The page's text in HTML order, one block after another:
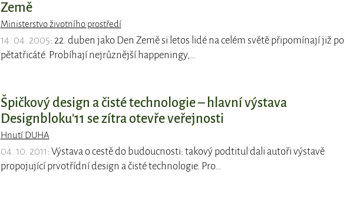
Země
Ministerstvo životního prostředí
14. 04. 2005: 22. duben jako Den Země si letos lidé na celém světě připomínají již po
pětatřicáté. Probíhají nejrůznější happeningy,…
Špičkový design a čisté technologie – hlavní výstava
Designbloku'11 se zítra otevře veřejnosti
Hnutí DUHA
04. 10. 2011: Výstava o cestě do budoucnosti: takový podtitul dali autoři výstavě
propojující prvotřídní design a čisté technologie. Pro…